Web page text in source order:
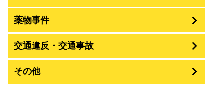
盗撮・のぞき
薬物事件
覚せい剤
交通違反・交通事故
その他